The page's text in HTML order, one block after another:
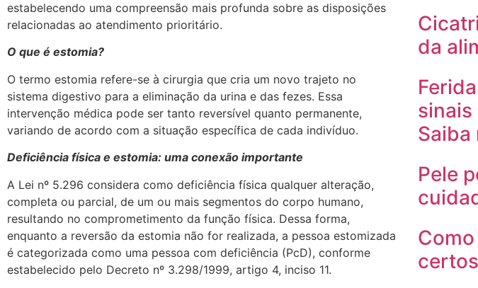
estabelecendo uma compreensão mais profunda sobre as disposições
relacionadas ao atendimento prioritário.
O que é estomia?
O termo estomia refere-se à cirurgia que cria um novo trajeto no
sistema digestivo para a eliminação da urina e das fezes. Essa
intervenção médica pode ser tanto reversível quanto permanente,
variando de acordo com a situação específica de cada indivíduo.
Deficiência física e estomia: uma conexão importante
A Lei nº 5.296 considera como deficiência física qualquer alteração,
completa ou parcial, de um ou mais segmentos do corpo humano,
resultando no comprometimento da função física. Dessa forma,
enquanto a reversão da estomia não for realizada, a pessoa estomizada
é categorizada como uma pessoa com deficiência (PcD), conforme
estabelecido pelo Decreto nº 3.298/1999, artigo 4, inciso 11.
da
sinais
Saiba
Pele